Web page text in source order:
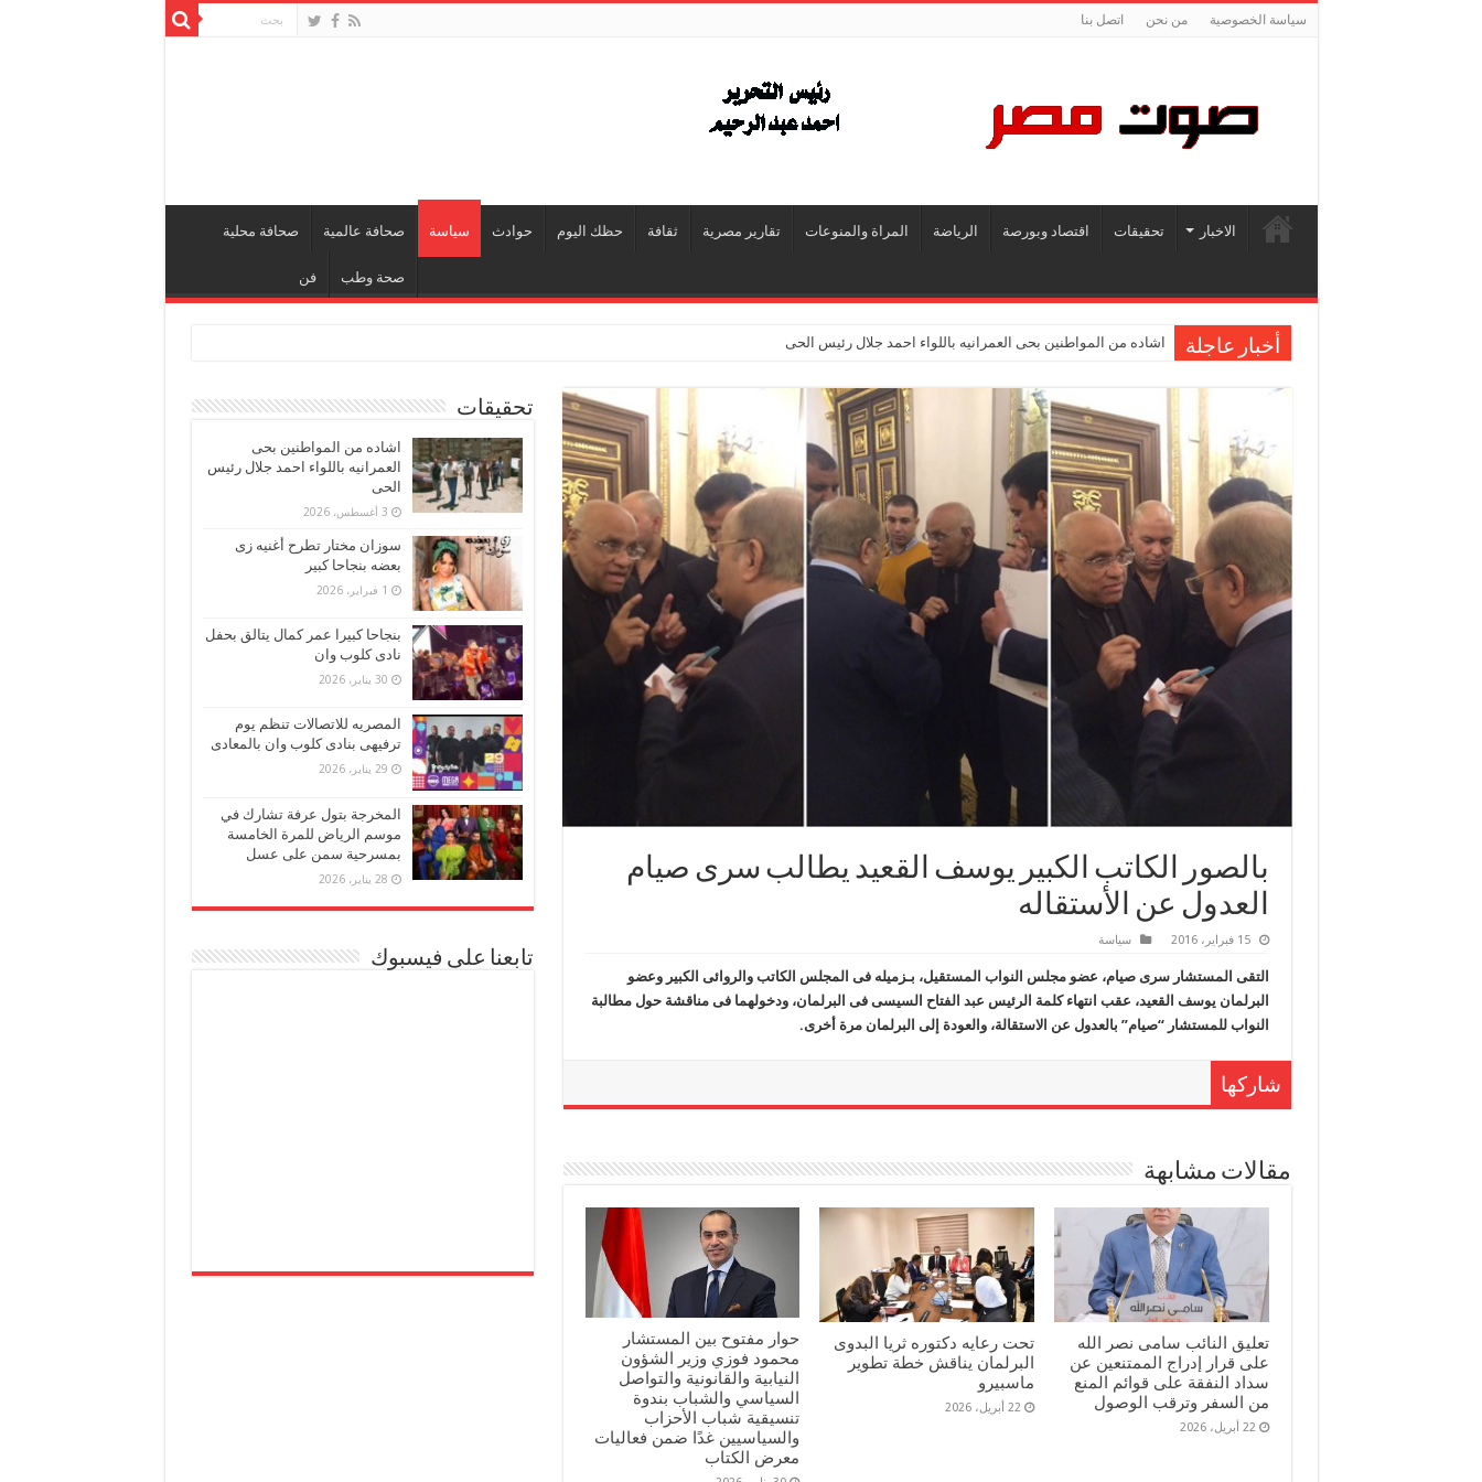
سياسة الخصوصية من نحن اتصل بنا
الاخبار تحقيقات اقتصاد وبورصة الرياضة المراة والمنوعات تقارير مصرية ثقافة حظك اليوم حوادث سياسة صحافة عالمية صحافة محلية
صحة وطب فن
أخبار عاجلة اشاده من المواطنين بحى العمرانيه باللواء احمد جلال رئيس الحى
بالصور الكاتب الكبير يوسف القعيد يطالب سرى صيام
العدول عن الأستقاله
15 فبراير، 2016 سياسة
التقى المستشار سرى صيام، عضو مجلس النواب المستقيل، بـزميله فى المجلس الكاتب والروائى الكبير وعضو
البرلمان يوسف القعيد، عقب انتهاء كلمة الرئيس عبد الفتاح السيسى فى البرلمان، ودخولهما فى مناقشة حول مطالبة
النواب للمستشار “صيام” بالعدول عن الاستقالة، والعودة إلى البرلمان مرة أخرى.
شاركها
مقالات مشابهة
تعليق النائب سامى نصر الله
على قرار إدراج الممتنعين عن
سداد النفقة على قوائم المنع
من السفر وترقب الوصول
22 أبريل، 2026
تحت رعايه دكتوره ثريا البدوى
البرلمان يناقش خطة تطوير
ماسبيرو
22 أبريل، 2026
حوار مفتوح بين المستشار
محمود فوزي وزير الشؤون
النيابية والقانونية والتواصل
السياسي والشباب بندوة
تنسيقية شباب الأحزاب
والسياسيين غدًا ضمن فعاليات
معرض الكتاب
تحقيقات
اشاده من المواطنين بحى
العمرانيه باللواء احمد جلال رئيس
الحى
3 أغسطس، 2026
سوزان مختار تطرح أغنيه زى
بعضه بنجاحا كبير
1 فبراير، 2026
بنجاحا كبيرا عمر كمال يتالق بحفل
نادى كلوب وان
30 يناير، 2026
المصريه للاتصالات تنظم يوم
ترفيهى بنادى كلوب وان بالمعادى
29 يناير، 2026
المخرجة بتول عرفة تشارك في
موسم الرياض للمرة الخامسة
بمسرحية سمن على عسل
28 يناير، 2026
تابعنا على فيسبوك